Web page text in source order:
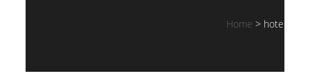
Home > hotel